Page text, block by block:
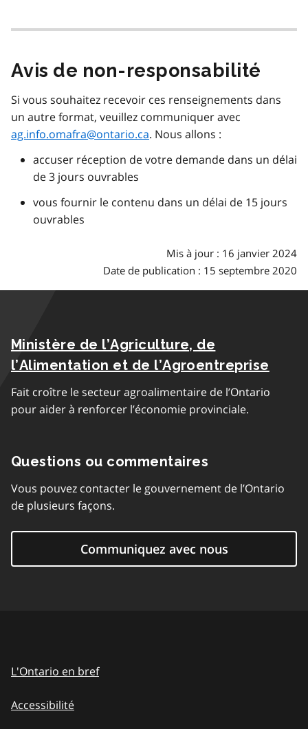
Avis de non-responsabilité
Si vous souhaitez recevoir ces renseignements dans
un autre format, veuillez communiquer avec
ag.info.omafra@ontario.ca. Nous allons :
accuser réception de votre demande dans un délai
de 3 jours ouvrables
vous fournir le contenu dans un délai de 15 jours
ouvrables
Mis à jour : 16 janvier 2024
Date de publication : 15 septembre 2020
Ministère de l’Agriculture, de
l’Alimentation et de l’Agroentreprise
Fait croître le secteur agroalimentaire de l’Ontario
pour aider à renforcer l’économie provinciale.
Questions ou commentaires
Vous pouvez contacter le gouvernement de l’Ontario
de plusieurs façons.
Communiquez avec nous
L'Ontario en bref
Accessibilité